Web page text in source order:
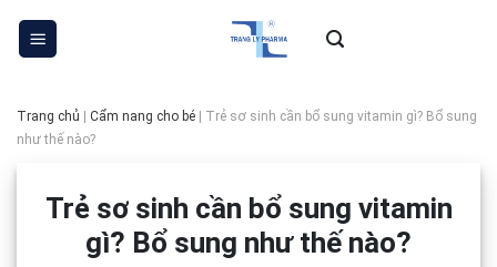
Skip
Trang chủ Cẩm nang cho bé
Trẻ sơ sinh cần bổ sung vitamin gì? Bổ sung
như thế nào?
Trẻ sơ sinh cần bổ sung vitamin
gì? Bổ sung như thế nào?